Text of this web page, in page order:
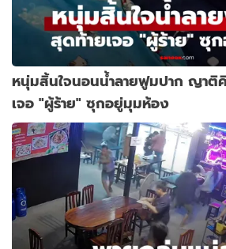
หนุ่มสิ้นใจนอนน้ำลายฟูมปาก ญาติ
เจอ "ผู้ร้าย" ซุกอยู่มุมห้อง